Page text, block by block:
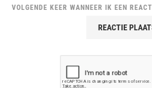
VOLGENDE KEER WANNEER IK EEN